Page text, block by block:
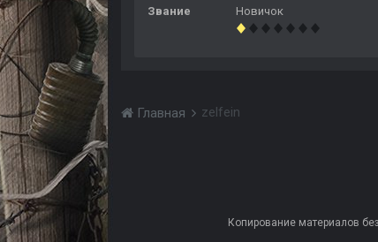
Звание Новичок
Главная zelfein
Копирование материалов